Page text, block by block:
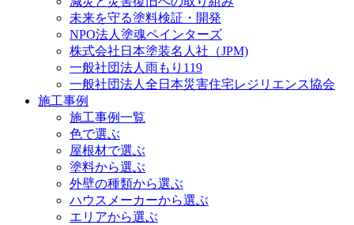
未来を守る塗料検証・開発
NPO法人塗魂ペインターズ
株式会社日本塗装名人社（JPM)
一般社団法人雨もり119
一般社団法人全日本災害住宅レジリエンス協会
施工事例
施工事例一覧
色で選ぶ
屋根材で選ぶ
塗料から選ぶ
外壁の種類から選ぶ
ハウスメーカーから選ぶ
エリアから選ぶ